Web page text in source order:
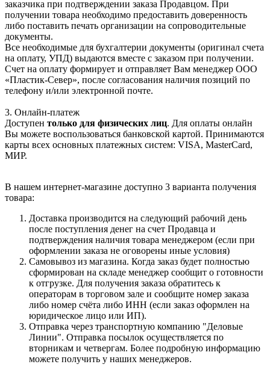
заказчика при подтверждении заказа Продавцом. При
получении товара необходимо предоставить доверенность
либо поставить печать организации на сопроводительные
документы.
Все необходимые для бухгалтерии документы (оригинал счета
на оплату, УПД) выдаются вместе с заказом при получении.
Счет на оплату формирует и отправляет Вам менеджер ООО
«Пластик-Север», после согласования наличия позиций по
телефону и/или электронной почте.
3. Онлайн-платеж
Доступен только для физических лиц. Для оплаты онлайн
Вы можете воспользоваться банковской картой. Принимаются
карты всех основных платежных систем: VISA, MasterCard,
МИР.
В нашем интернет-магазине доступно 3 варианта получения
товара:
Доставка производится на следующий рабочий день
после поступления денег на счет Продавца и
подтверждения наличия товара менеджером (если при
оформлении заказа не оговорены иные условия)
Самовывоз из магазина. Когда заказ будет полностью
сформирован на складе менеджер сообщит о готовности
к отгрузке. Для получения заказа обратитесь к
операторам в торговом зале и сообщите номер заказа
либо номер счёта либо ИНН (если заказ оформлен на
юридическое лицо или ИП).
Отправка через транспортную компанию "Деловые
Линии". Отправка посылок осуществляется по
вторникам и четвергам. Более подробную информацию
можете получить у наших менеджеров.